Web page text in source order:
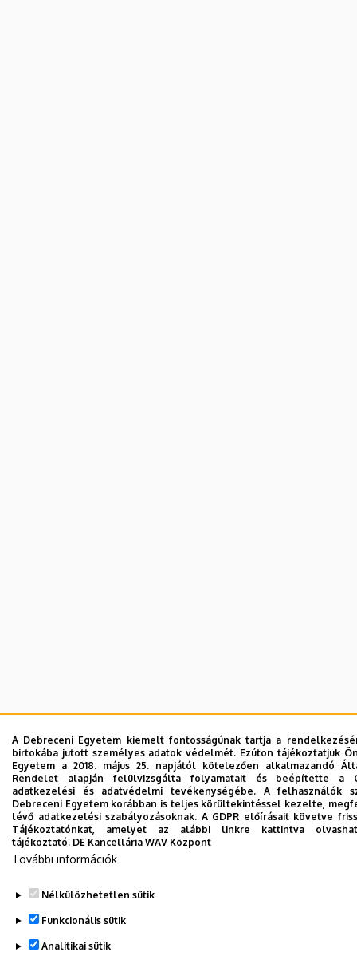
A Debreceni Egyetem kiemelt fontosságúnak tartja a
birtokába jutott személyes adatok védelmét. Ezúton tájékoztatjuk
Egyetem a 2018. május 25. napjától kötelezően alkalmazandó
Rendelet alapján felülvizsgálta folyamatait és beépítette a
adatkezelési és adatvédelmi tevékenységébe. A felhasználók
Debreceni Egyetem korábban is teljes körültekintéssel kezelte,
lévő adatkezelési szabályozásoknak. A GDPR előírásait követve
Tájékoztatónkat, amelyet az alábbi linkre kattintva
tájékoztató. DE Kancellária WAV Központ
További információk
Nélkülözhetetlen sütik
Funkcionális sütik
Analitikai sütik